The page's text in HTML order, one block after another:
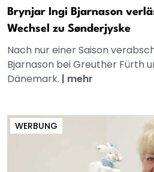
Brynjar Ingi Bjarnason
Wechsel zu Sønderjyske
Nach nur einer Saison
Bjarnason bei Greuther Fürth
Dänemark. | mehr
WERBUNG